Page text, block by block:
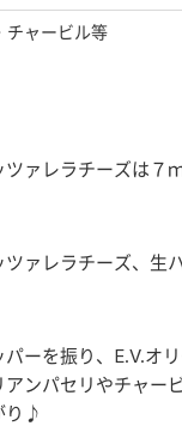
チャービル等
ツァレラチーズは７
ツァレラチーズ、生
パーを振り、E.V.オ
アンパセリやチャー
り♪